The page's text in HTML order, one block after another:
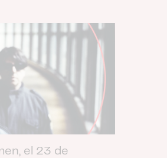
el 23 de